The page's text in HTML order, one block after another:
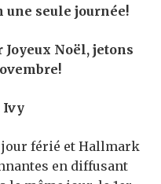
une seule journée!
Joyeux Noël, jetons
Ivy
jour férié et Hallmark
en diffusant